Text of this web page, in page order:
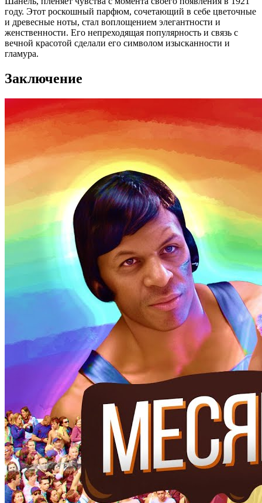
году. Этот роскошный парфюм, сочетающий в себе цветочные
и древесные ноты, стал воплощением элегантности и
женственности. Его непреходящая популярность и связь с
вечной красотой сделали его символом изысканности и
гламура.
Заключение